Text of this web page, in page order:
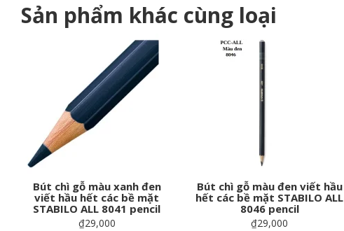
Sản phẩm khác cùng loại
Bút chì gỗ màu xanh đen
viết hầu hết các bề mặt
STABILO ALL 8041 pencil
₫29,000
Bút chì gỗ màu đen viết hầu
hết các bề mặt STABILO ALL
8046 pencil
₫29,000